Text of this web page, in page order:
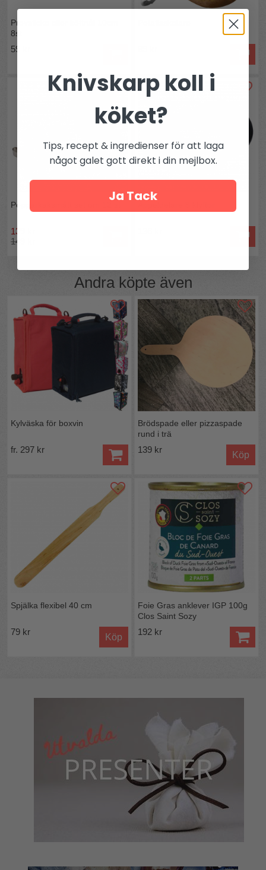
Provsticka eller köttnål 10cm
8st
59 kr
Pepparkaksmått set om 12 st
139 kr
149 kr
Andra köpte även
Kylväska för boxvin
fr. 297 kr
Brödspade eller pizzaspade
rund i trä
139 kr
Köp
Spjälka flexibel 40 cm
79 kr
Köp
Foie Gras anklever IGP 100g
Clos Saint Sozy
192 kr
Knivskarp koll i
köket?
Tips, recept & ingredienser för att laga
något galet gott direkt i din mejlbox.
Ja Tack